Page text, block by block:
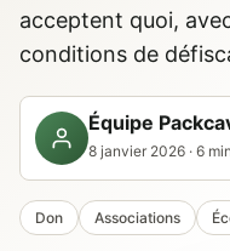
acceptent quoi,
conditions de
Équipe
8 janvier 2026 · 6
Don Associations